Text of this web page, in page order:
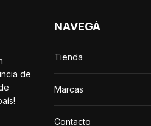
de
NAVEGÁ
Tienda
Marcas
Contacto